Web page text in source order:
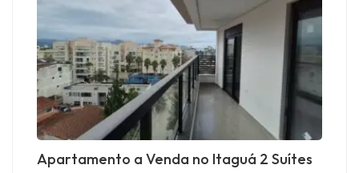
Apartamento a Venda no Itaguá 2 Suítes